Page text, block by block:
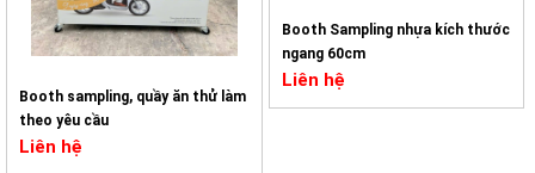
Booth sampling, quầy ăn thử làm
theo yêu cầu
Liên hệ
Booth Sampling nhựa kích thước
ngang 60cm
Liên hệ